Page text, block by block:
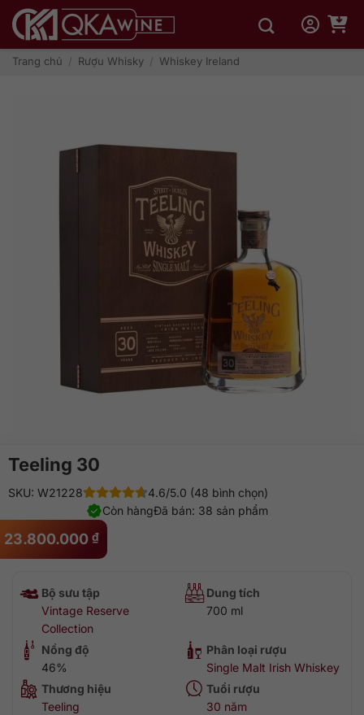
qua
dungTrang chủ / Rượu Whisky / Whiskey Ireland
Teeling 30
23.800.000 ₫
SKU: W21228
4.6/5.0 (48 bình chọn)
Đã bán: 38 sản phẩm
Còn hàng
Bộ sưu tập
Vintage Reserve
Collection
Dung tích
700 ml
Nồng độ
46%
Phân loại rượu
Single Malt Irish Whiskey
Thương hiệu
Teeling
Tuổi rượu
30 năm